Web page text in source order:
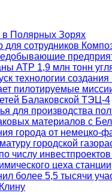
Полярных Зорях
сотрудников
АТР 1,9 млн тонн
технологии
пилотируемые
Балаковской ТЭЦ-4
для производства
материалов с
города от немецко-
городской
числу
цеха станции
более 5,5 тысячи